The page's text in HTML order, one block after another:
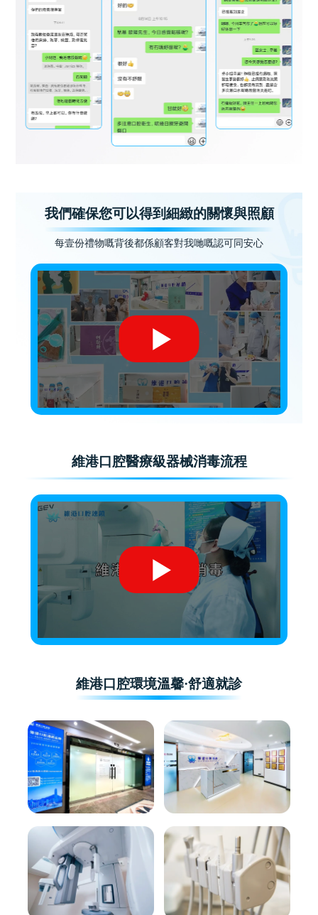
我們確保您可以得到細緻的關懷與照顧
每壹份禮物嘅背後都係顧客對我哋嘅認可同安心
維港口腔醫療級器械消毒流程
維港口腔環境溫馨·舒適就診